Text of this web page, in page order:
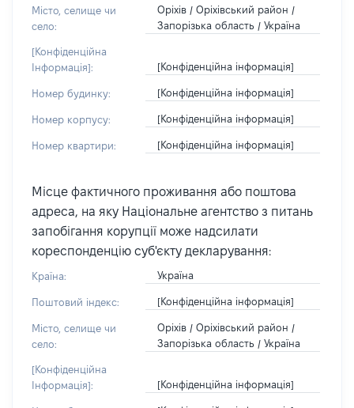
Місто, селище чи
село:
Оріхів / Оріхівський район /
Запорізька область / Україна
[Конфіденційна
Інформація]:
[Конфіденційна інформація]
Номер будинку: [Конфіденційна інформація]
Номер корпусу: [Конфіденційна інформація]
Номер квартири: [Конфіденційна інформація]
Місце фактичного проживання або поштова
адреса, на яку Національне агентство з питань
запобігання корупції може надсилати
кореспонденцію суб'єкту декларування:
Країна: Україна
Поштовий індекс: [Конфіденційна інформація]
Місто, селище чи
село:
Оріхів / Оріхівський район /
Запорізька область / Україна
[Конфіденційна
Інформація]:
[Конфіденційна інформація]